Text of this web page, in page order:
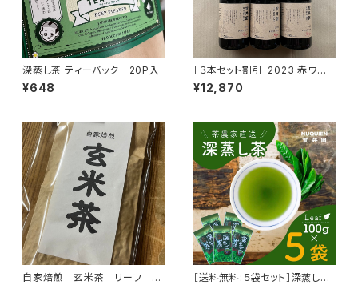
深蒸し茶 ティーバック 20P入
¥648
［３本セット割引］2023 赤ワイ
ン ピノ・ノワール100％
¥12,870
自家焙煎 玄米茶 リーフ 10
［送料無料:５袋セット］深蒸し茶